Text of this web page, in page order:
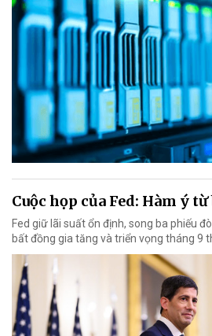
Cuộc họp của Fed: Hàm ý
Fed giữ lãi suất ổn định, song ba phiếu
bất đồng gia tăng và triển vọng tháng 9